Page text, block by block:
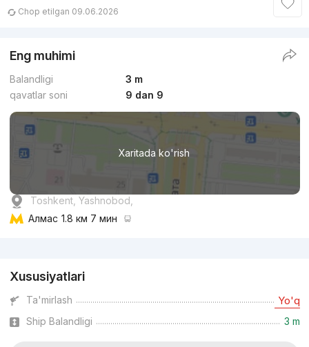
Chop etilgan 09.06.2026
Eng muhimi
Balandligi
3 m
qavatlar soni
9 dan 9
Xaritada ko'rish
Toshkent, Yashnobod,
Алмас 1.8 км 7 мин
Xususiyatlari
Ta'mirlash Yo'q
Ship Balandligi 3 m